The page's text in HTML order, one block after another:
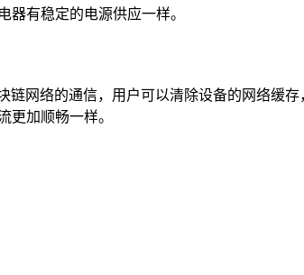
器有稳定的电源供应一样。
链网络的通信，用户可以清除设备的网络缓
更加顺畅一样。